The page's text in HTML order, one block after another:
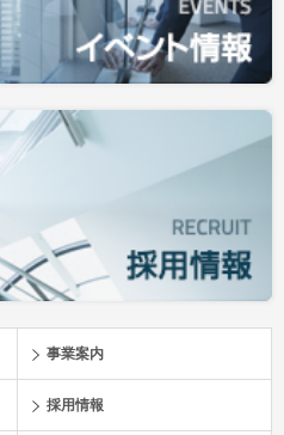
事業案内
採用情報